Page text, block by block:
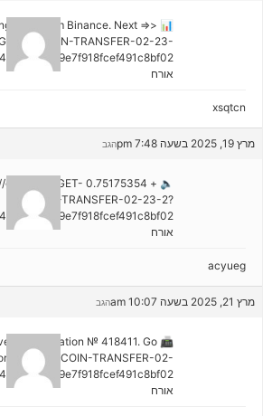
a gift from Binance. Next =>>
BITCOIN-TRANSFER-02-23-
📊
אורח
xsqtcn
מרץ 19, 2025 בשעה 7:48 pm הגב
https://graph.org/GET-
BITCOIN-TRANSFER-02-23-2?
🔈
אורח
acyueg
מרץ 21, 2025 בשעה 10:07 am הגב
1 notification № 418411. Go
GET-BITCOIN-TRANSFER-02-
📠
אורח